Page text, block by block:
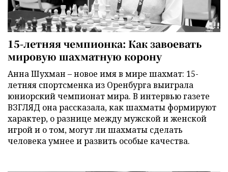
15-летняя чемпионка: Как завоевать
мировую шахматную корону
Анна Шухман – новое имя в мире шахмат: 15-
летняя спортсменка из Оренбурга выиграла
юниорский чемпионат мира. В интервью газете
ВЗГЛЯД она рассказала, как шахматы формируют
характер, о разнице между мужской и женской
игрой и о том, могут ли шахматы сделать
человека умнее и развить особые качества.